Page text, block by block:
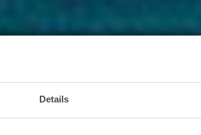
Details
hur vi